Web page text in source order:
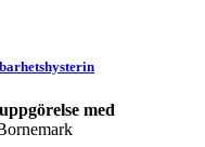
med